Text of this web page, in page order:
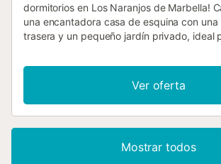
dormitorios en Los Naranjos de Marbella!
una encantadora casa de esquina con
trasera y un pequeño jardín privado, ideal
gran TV y una chimenea, lo que lo
cómodo y elegante. La cocina/comedor se
con puertas correderas. Hay una mesa de
personas y una cocina totalmente
comedor para 8 personas. La terraza está
Ver oferta
Mostrar todos